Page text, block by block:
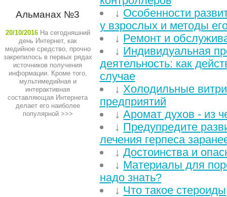
Альманах №3
20/10/2016 На сегодняшний
день Интернет, как
медийное средство, прочно
закрепилось в первых рядах
источников получения
информации. Кроме того,
мультимедийная и
интерактивная
составляющая Интернета
делает его наиболее
популярной>>>
↓ Особенности
у взрослых и методы
↓ Ремонт и
↓ Индивидуальная
деятельность: как
случае
↓Холодильные
предприятий
↓Аромат духов - из
↓ Предупредите
лечения герпеса
↓Достоинства и
↓ Материалы для
надо знать?
↓ Что такое стероиды